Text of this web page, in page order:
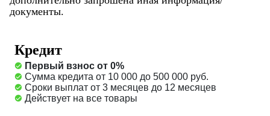
документы.
Кредит
Первый взнос от 0%
Сумма кредита от 10 000 до 500 000 руб.
Сроки выплат от 3 месяцев до 12 месяцев
Действует на все товары